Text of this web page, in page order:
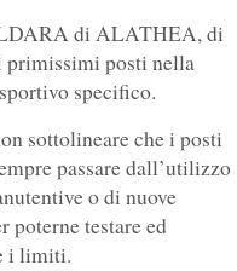
di ALATHEA, di
primissimi posti nella
specifico.
sottolineare che i posti
passare dall’utilizzo
o di nuove
poterne testare ed
i limiti.